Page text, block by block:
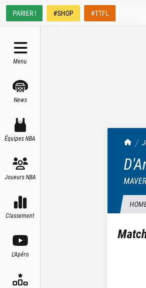
PARIER ! #SHOP #TTFL
Menu
News
Équipes NBA
Joueurs NBA
Classement
L'Apéro